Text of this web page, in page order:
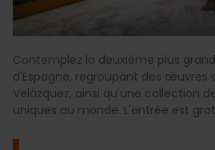
Contemplez la deuxième plus
d'Espagne, regroupant des œuvres
Velázquez, ainsi qu'une collection
uniques au monde. L'entrée est